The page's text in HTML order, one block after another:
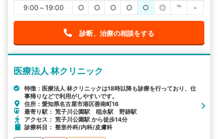
9:00～19:00
○ ○ ○ ○ ○ ◎ ℡ -
診断、治療の相談をする
医療法人 林クリニック
特徴：医療法人 林クリニックは18時以降も診療を行っており、仕
事帰りなどで利用がしやすいです。
住所：愛知県名古屋市港区善南町16
最寄り駅： 荒子川公園駅 稲永駅 野跡駅
アクセス： 荒子川公園駅 から徒歩14分
診療科目： 整形外科/内科/皮膚科